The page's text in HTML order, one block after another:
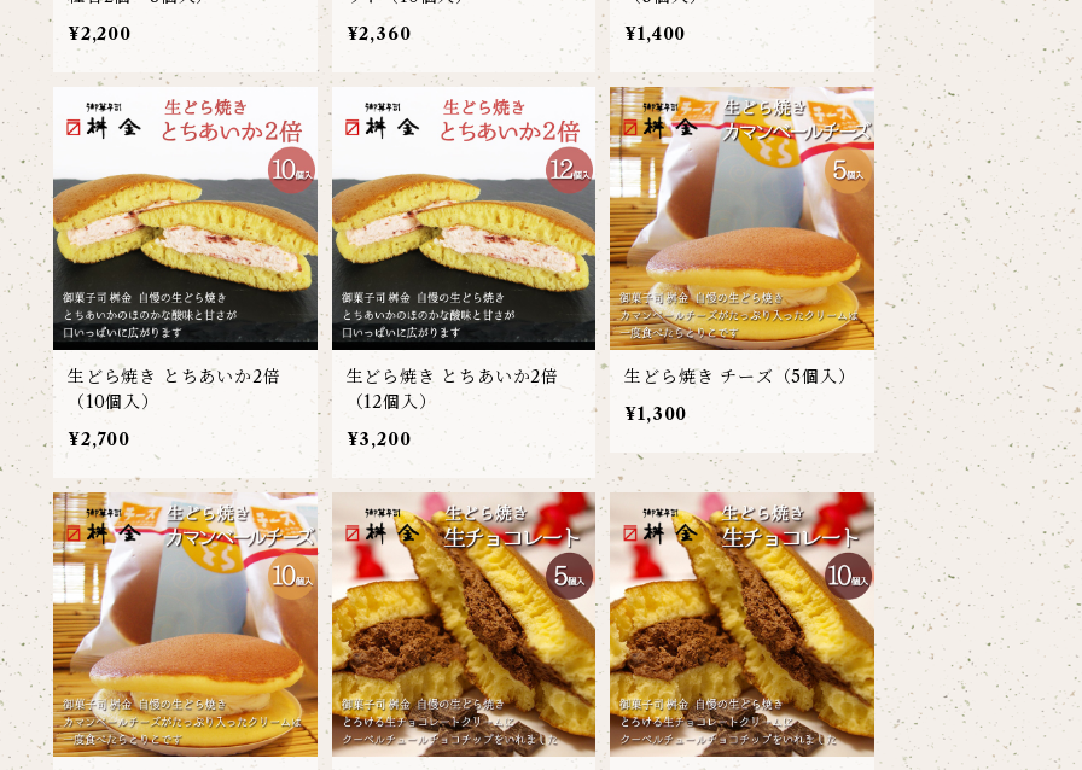
¥2,200
¥2,360
¥1,400
生どら焼き とちあいか2倍
（10個入）
¥2,700
生どら焼き とちあいか2倍
（12個入）
¥3,200
生どら焼き チーズ（5個入）
¥1,300